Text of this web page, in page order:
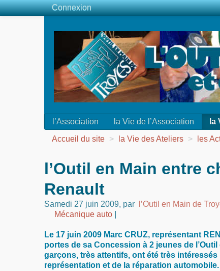
l’Association la Vie de l’Association la
Accueil du site > la Vie des Ateliers > les
l’Outil en Main entre
Renault
Samedi 27 juin 2009, par l’Outil en Main de
Mécanique auto
Le 17 juin 2009 Marc CRUZ, représentant
portes de sa Concession à 2 jeunes de
garçons, très attentifs, ont été très intéressés
représentation et de la réparation automobile.
Connexion